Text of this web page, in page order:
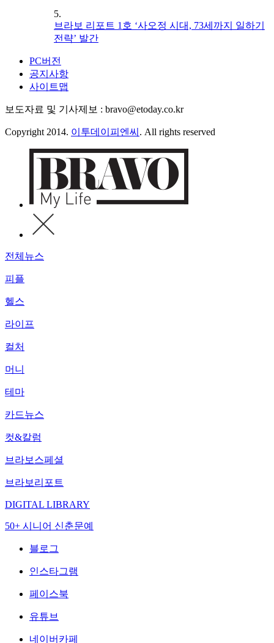
5.
브라보 리포트 1호 ‘사오정 시대, 73세까지 일하기
전략’ 발간
PC버전
공지사항
사이트맵
보도자료 및 기사제보 : bravo@etoday.co.kr
Copyright 2014. 이투데이피엔씨 . All rights reserved
전체뉴스
피플
헬스
라이프
컬처
머니
테마
카드뉴스
컷&칼럼
브라보스페셜
브라보리포트
DIGITAL LIBRARY
50+ 시니어 신춘문예
블로그
인스타그램
페이스북
유튜브
네이버카페